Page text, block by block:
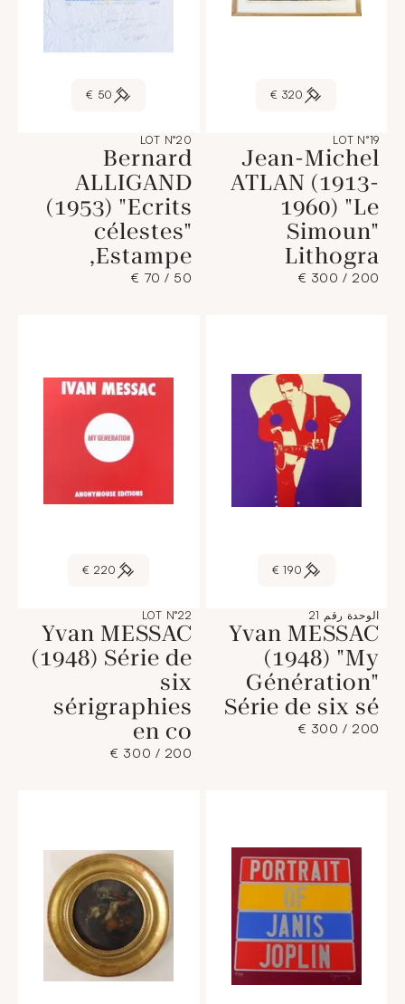
320 €
LOT N°19
Jean-Michel
ATLAN (1913-
1960) "Le
Simoun"
Lithogra
200 / 300 €
50 €
LOT N°20
Bernard
ALLIGAND
(1953) "Ecrits
célestes"
Estampe,
50 / 70 €
190 €
الوحدة رقم 21
Yvan MESSAC
(1948) "My
Génération"
Série de six sé
200 / 300 €
220 €
LOT N°22
Yvan MESSAC
(1948) Série de
six
sérigraphies
en co
200 / 300 €